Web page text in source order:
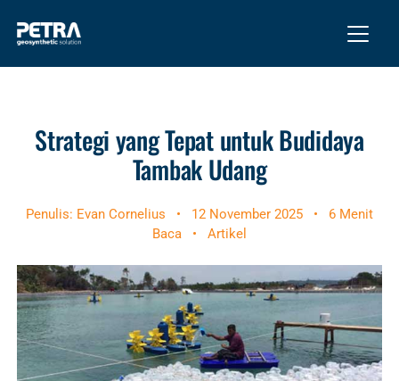
Strategi yang Tepat untuk Budidaya
Tambak Udang
Penulis: Evan Cornelius • 12 November 2025 •
6 Menit
Baca
• Artikel